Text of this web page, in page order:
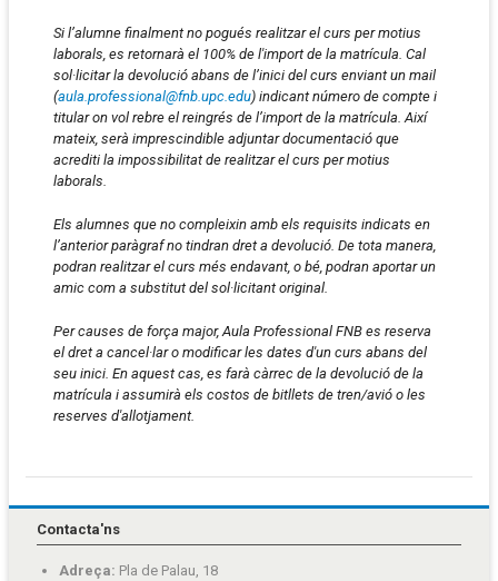
Si l’alumne finalment no pogués realitzar el curs per motius
laborals, es retornarà el 100% de l'import de la matrícula. Cal
sol·licitar la devolució abans de l’inici del curs enviant un mail
(aula.professional@fnb.upc.edu) indicant número de compte i
titular on vol rebre el reingrés de l’import de la matrícula. Així
mateix, serà imprescindible adjuntar documentació que
acrediti la impossibilitat de realitzar el curs per motius
laborals.
Els alumnes que no compleixin amb els requisits indicats en
l’anterior paràgraf no tindran dret a devolució. De tota manera,
podran realitzar el curs més endavant, o bé, podran aportar un
amic com a substitut del sol·licitant original.
Per causes de força major, Aula Professional FNB es reserva
el dret a cancel·lar o modificar les dates d'un curs abans del
seu inici. En aquest cas, es farà càrrec de la devolució de la
matrícula i assumirà els costos de bitllets de tren/avió o les
reserves d'allotjament.
Contacta'ns
Adreça: Pla de Palau, 18